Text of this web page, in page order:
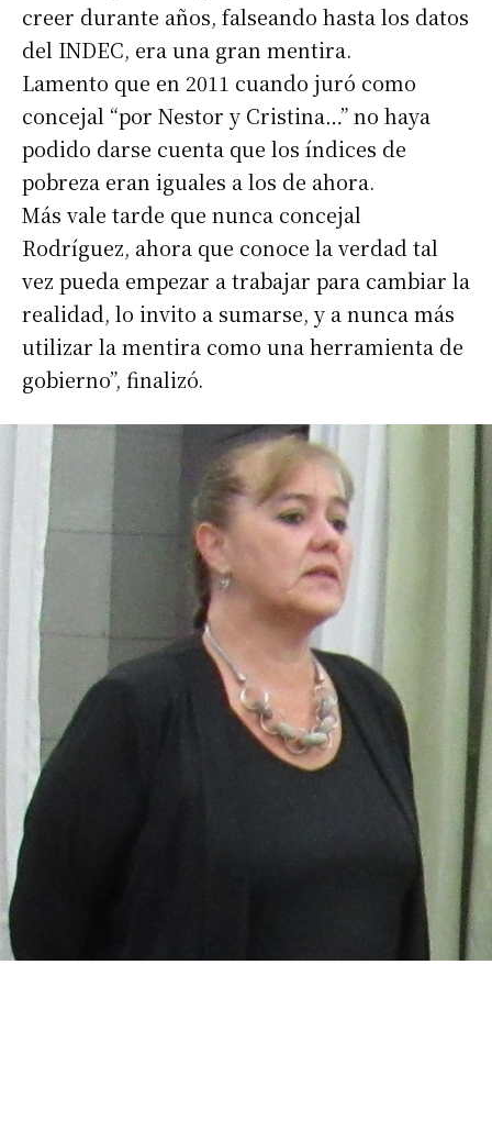
Nombre
Apellidos
Número de teléfono
creer durante años, falseando hasta los datos
del INDEC, era una gran mentira.
Lamento que en 2011 cuando juró como
concejal “por Nestor y Cristina…” no haya
podido darse cuenta que los índices de
pobreza eran iguales a los de ahora.
Más vale tarde que nunca concejal
Rodríguez, ahora que conoce la verdad tal
vez pueda empezar a trabajar para cambiar la
realidad, lo invito a sumarse, y a nunca más
utilizar la mentira como una herramienta de
gobierno”, finalizó.